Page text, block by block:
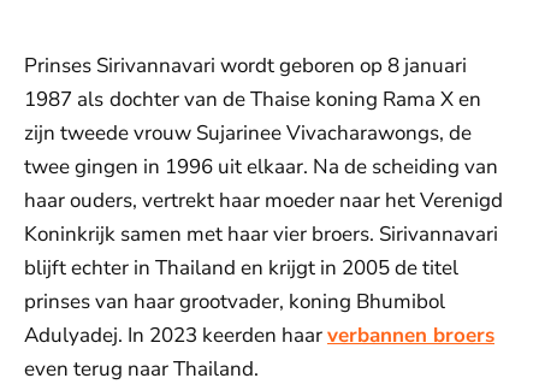
Prinses Sirivannavari wordt geboren op 8 januari
1987 als dochter van de Thaise koning Rama X en
zijn tweede vrouw Sujarinee Vivacharawongs, de
twee gingen in 1996 uit elkaar. Na de scheiding van
haar ouders, vertrekt haar moeder naar het Verenigd
Koninkrijk samen met haar vier broers. Sirivannavari
blijft echter in Thailand en krijgt in 2005 de titel
prinses van haar grootvader, koning Bhumibol
Adulyadej. In 2023 keerden haarverbannen broers
even terug naar Thailand.